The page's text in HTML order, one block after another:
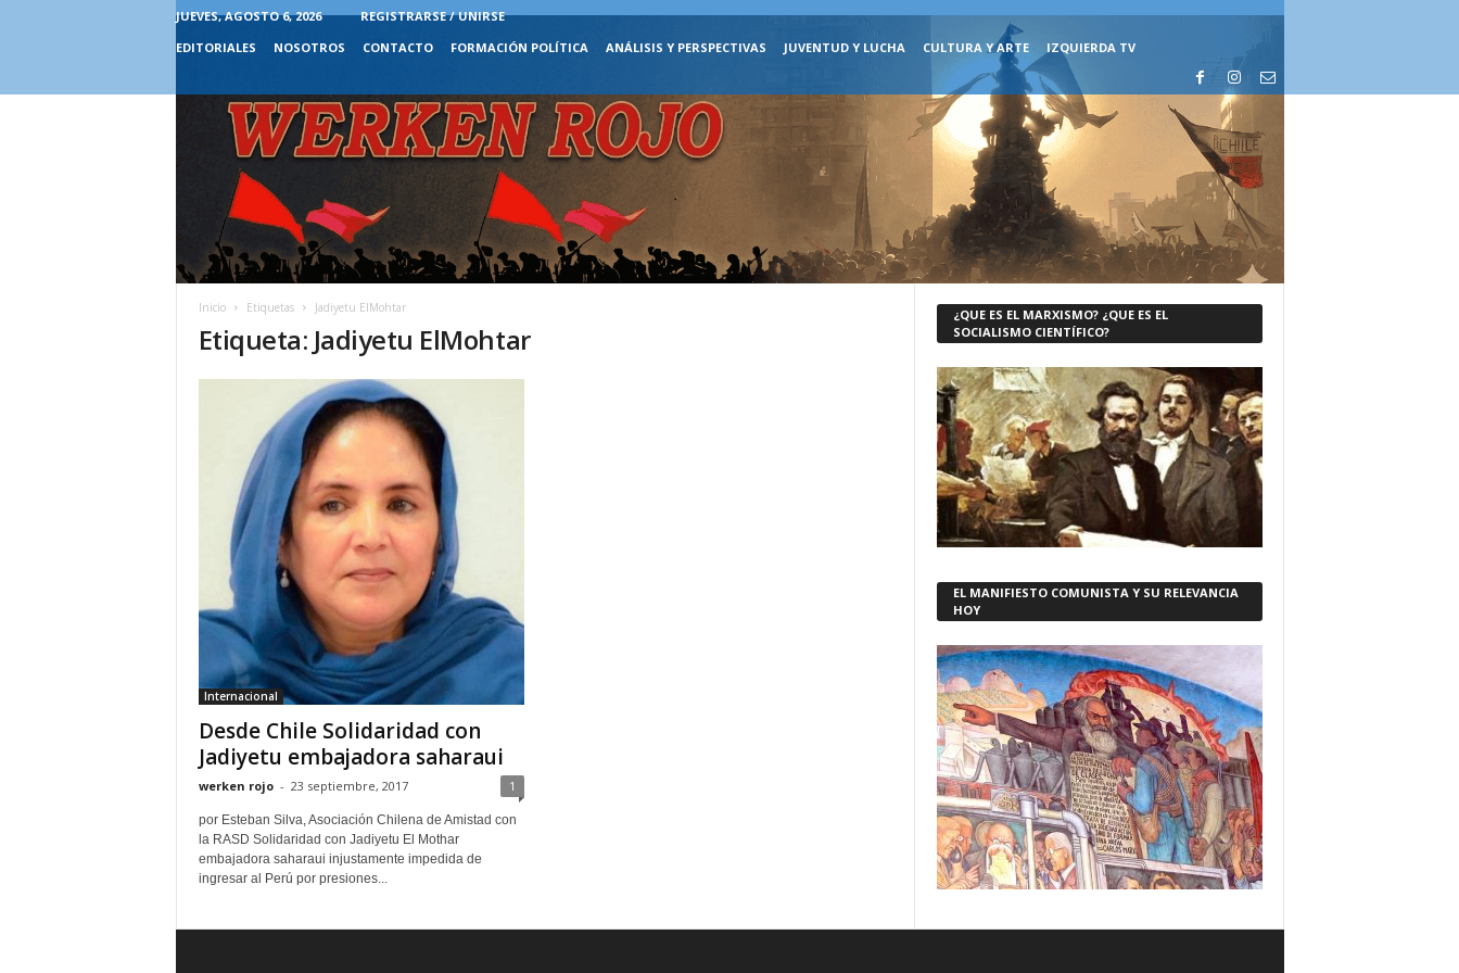
JUEVES, AGOSTO 6, 2026
REGISTRARSE / UNIRSE
EDITORIALES
NOSOTROS CONTACTO FORMACIÓN POLÍTICA ANÁLISIS Y PERSPECTIVAS JUVENTUD Y LUCHA CULTURA Y ARTE IZQUIERDA TV
Inicio Etiquetas Jadiyetu ElMohtar
Etiqueta: Jadiyetu ElMohtar
Internacional
Desde Chile Solidaridad con
Jadiyetu embajadora saharaui
werken rojo - 23 septiembre, 2017 1
por Esteban Silva, Asociación Chilena de Amistad con
la RASD Solidaridad con Jadiyetu El Mothar
embajadora saharaui injustamente impedida de
ingresar al Perú por presiones...
¿QUE ES EL MARXISMO? ¿QUE ES EL
SOCIALISMO CIENTÍFICO?
EL MANIFIESTO COMUNISTA Y SU RELEVANCIA
HOY